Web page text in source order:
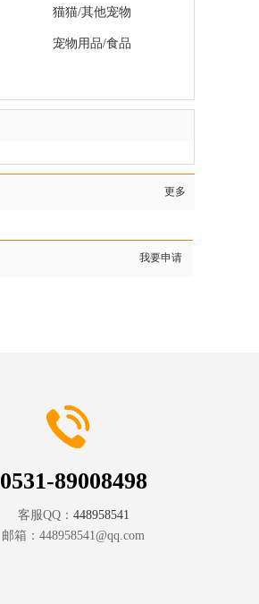
猫猫/其他宠物
宠物用品/食品
更多
我要申请
0531-89008498
客服QQ： 448958541
邮箱： 448958541@qq.com